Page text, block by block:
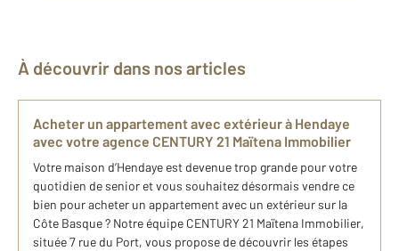
À découvrir dans nos articles
Acheter un appartement avec extérieur à Hendaye
avec votre agence CENTURY 21 Maïtena Immobilier
Votre maison d’Hendaye est devenue trop grande pour votre
quotidien de senior et vous souhaitez désormais vendre ce
bien pour acheter un appartement avec un extérieur sur la
Côte Basque ? Notre équipe CENTURY 21 Maïtena Immobilier,
située 7 rue du Port, vous propose de découvrir les étapes